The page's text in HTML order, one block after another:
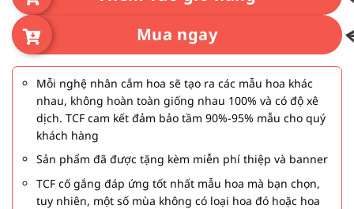
Mua ngay
Mỗi nghệ nhân cắm hoa sẽ tạo ra các mẫu hoa khác
nhau, không hoàn toàn giống nhau 100% và có độ xê
dịch. TCF cam kết đảm bảo tầm 90%-95% mẫu cho quý
khách hàng
Sản phẩm đã được tặng kèm miễn phí thiệp và banner
TCF cố gắng đáp ứng tốt nhất mẫu hoa mà bạn chọn,
tuy nhiên, một số mùa không có loại hoa đó hoặc hoa